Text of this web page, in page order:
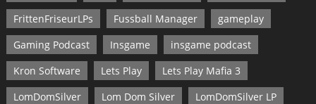
FrittenFriseurLPs
Fussball Manager
gameplay
Gaming Podcast
Insgame
insgame podcast
Kron Software
Lets Play
Lets Play Mafia 3
LomDomSilver
Lom Dom Silver
LomDomSilver LP